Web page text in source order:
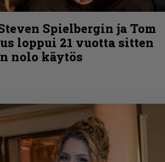
Spielbergin ja Tom
loppui 21 vuotta sitten
nolo käytös